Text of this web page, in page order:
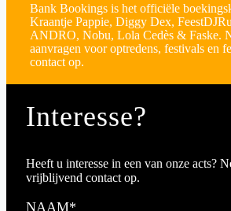
Bank Bookings is het officiële
Kraantje Pappie, Diggy Dex,
ANDRO, Nobu, Lola Cedès & Faske.
aanvragen voor optredens, festivals en
contact op.
Interesse?
Heeft u interesse in een van onze acts?
vrijblijvend contact op.
NAAM*